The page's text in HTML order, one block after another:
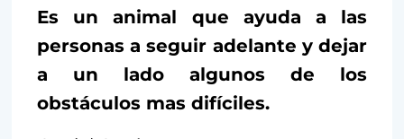
Es un animal que ayuda a las
personas a seguir adelante y dejar
a un lado algunos de los
obstáculos mas difíciles.